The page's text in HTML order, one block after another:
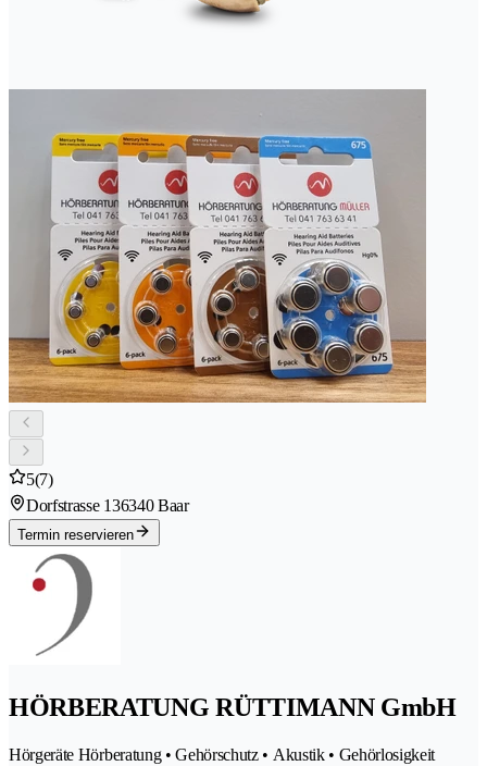
5(7)
Dorfstrasse 136340 Baar
Termin reservieren
HÖRBERATUNG RÜTTIMANN GmbH
Hörgeräte Hörberatung • Gehörschutz • Akustik • Gehörlosigkeit